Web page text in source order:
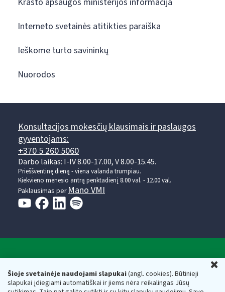
Šioje svetainėje naudojami slapukai(angl. cookies). Būtinieji
slapukai įdiegiami automatiškai ir jiems nėra reikalingas Jūsų
Interneto svetainės atitikties paraiška
Ieškome turto savininkų
Nuorodos
Konsultacijos mokesčių klausimais ir paslaugos
gyventojams:
+370 5 260 5060
Darbo laikas: I-IV 8.00-17.00, V 8.00-15.45.
Prieššventinę dieną - viena valanda trumpiau.
Kiekvieno mėnesio antrą penktadienį 8.00 val. - 12.00 val.
Paklausimas per Mano VMI
Respublikos finansų ministerijos